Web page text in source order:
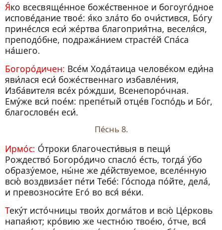
Я́ко всесвяще́нное боже́ственное и богоуго́дное
испове́дание твое́: я́ко зла́то бо очи́стився, Бо́гу
прине́слся еси́ же́ртва благоприя́тна, веселя́ся,
преподо́бне, подража́нием страсте́й Спа́са
на́шего.
Богоро́дичен: Все́м Хода́таица челове́ком еди́на
яви́лася еси́ боже́ственнаго избавле́ния,
Изба́вителя все́х ро́ждши, Всенепоро́чная.
Ему́же вси́ пое́м: препе́тый отце́в Госпо́дь и Бо́г,
благослове́н еси́.
Пе́снь 8.
Ирмо́с: О́троки благочести́выя в пещи́
Рождество́ Богоро́дичо спасло́ е́сть, тогда́ у́бо
образу́емое, ны́не же де́йствуемое, вселе́нную
всю́ воздвиза́ет пе́ти Тебе́: Го́спода по́йте, дела́,
и превозноси́те Его́ во вся́ ве́ки.
Теку́т исто́чницы твои́х догма́тов и всю́ Це́рковь
напая́ют; кро́вию же честно́ю твое́ю, о́тче, вся́